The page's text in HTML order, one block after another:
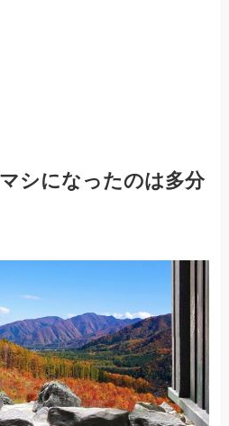
シになったのは多分